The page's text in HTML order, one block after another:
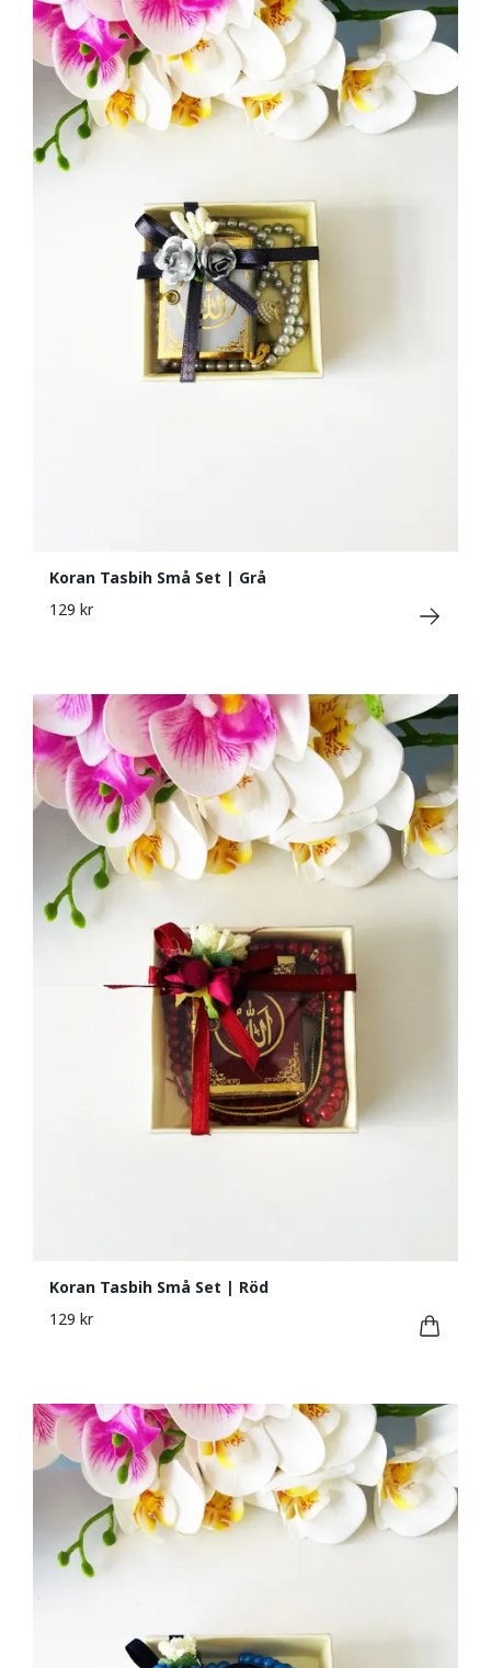
Koran Tasbih Små Set | Grå
129 kr
Koran Tasbih Små Set | Röd
129 kr